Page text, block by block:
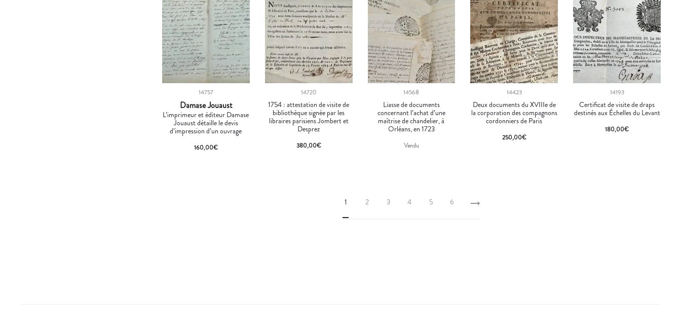
14757
Damase Jouaust
L’imprimeur et éditeur Damase
Jouaust détaille le devis
d’impression d’un ouvrage
160,00€
14720
1754 : attestation de visite de
bibliothèque signée par les
libraires parisiens Jombert et
Desprez
380,00€
14568
Liasse de documents
concernant l’achat d’une
maîtrise de chandelier, à
Orléans, en 1723
Vendu
14423
Deux documents du XVIIIe de
la corporation des compagnons
cordonniers de Paris
250,00€
14193
Certificat de visite de draps
destinés aux Échelles du Levant
180,00€
1 2 3 4 5 6